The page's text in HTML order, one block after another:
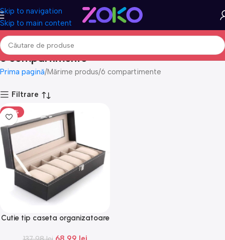
Skip to navigation
Skip to main content
6 compartimente
Prima pagină Mărime produs 6 compartimente
Filtrare
-50%
Cutie tip caseta organizatoare